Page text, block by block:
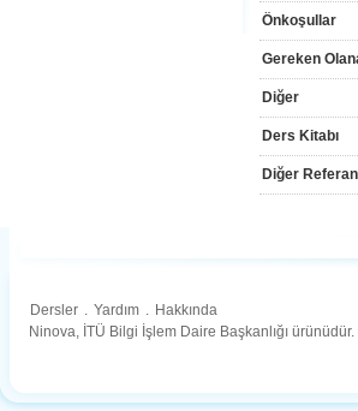
Önkoşullar
Gereken
Diğer
Ders Kitabı
Diğer
Dersler . Yardım . Hakkında
Ninova, İTÜ Bilgi İşlem Daire Başkanlığı